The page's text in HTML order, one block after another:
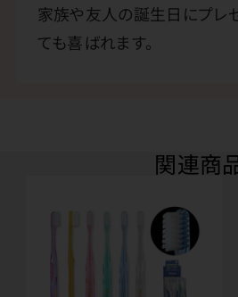
家族や友人の誕生日にプレゼ
ても喜ばれます。
関連商